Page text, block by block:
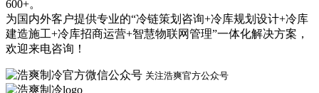
600+。
为国内外客户提供专业的“冷链策划咨询+冷库规划设计+冷库
建造施工+冷库招商运营+智慧物联网管理”一体化解决方案，
欢迎来电咨询！
关注浩爽官方公众号